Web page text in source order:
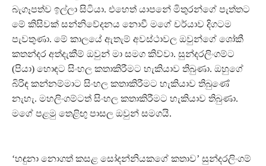
බැගෑපත්ව ඉල්ලා සිටියා. එහෙත් යාපනේ මිතුරන්ගේ පැත්තට
මේ කිසිවක් සන්නිවේදනය නොවී මගේ චර්යාව දිගටම
පැවතුණා. මේ කාලයේ ඇතැම් අවස්ථාවල ඔවුන්ගේ ශෝකී
කතන්දර අත්දැකීම් ඔවුන් මා සමග කිව්වා. සුන්දරලිංගම්ට
(පියා) හොඳට සිංහල කතාකිරීමට හැකියාව තිබුණා. ඔහුගේ
බිරිඳ කන්නම්මාට සිංහල කතාකිරීමට හැකියාව තිබුණේ
නැහැ. මහලිංගම්ටත් සිංහල කතාකිරීමට හැකියාව තිබුණා.
මගේ පළමු තෙළිඟු පාසල ඔවුන් සමගයි.
‘හඳුනා නොගත් කසළ සෝදන්නියකගේ කතාව’ සුන්දරලිංගම්